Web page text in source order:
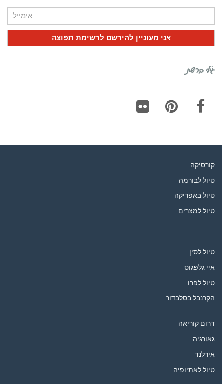
גילי ברשת
קורסיקה
טיול לבורמה
טיול באפריקה
טיול למצרים
טיול לסין
איי גלפגוס
טיול לפרו
הקרנבל בסלבדור
דרום קוריאה
גאורגיה
אירלנד
טיול לאתיופיה